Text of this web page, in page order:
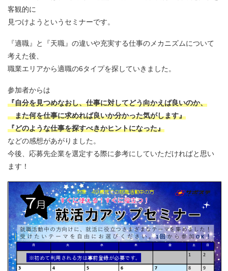
客観的に
見つけようというセミナーです。
『適職』と『天職』の違いや充実する仕事のメカニズムについて
考えた後、
職業エリアから適職の6タイプを探していきました。
参加者からは
『自分を見つめなおし、仕事に対してどう向かえば良いのか、
また何を仕事に求めれば良いか分かった気がします』
『どのような仕事を探すべきかヒントになった』
などの感想があがりました。
今後、応募先企業を選定する際に参考にしていただければと思い
ます！